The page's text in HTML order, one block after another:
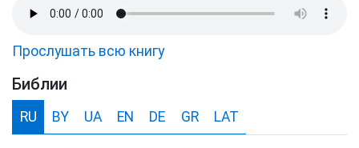
Прослушать всю книгу
Библии
RU BY UA EN DE GR LAT